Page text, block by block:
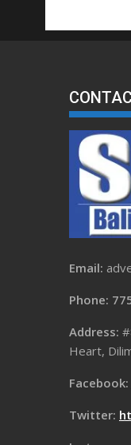
Email:
Phone:
Address:
Heart,
Facebook:
Twitter: